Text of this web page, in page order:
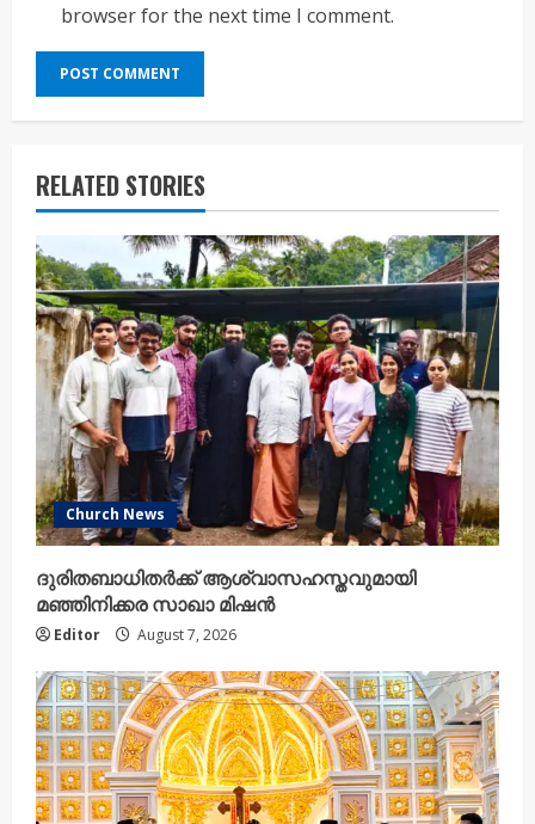
browser for the next time I comment.
RELATED STORIES
Church News
ദുരിതബാധിതർക്ക് ആശ്വാസഹസ്തവുമായി
മഞ്ഞിനിക്കര സാഖാ മിഷൻ
Editor August 7, 2026